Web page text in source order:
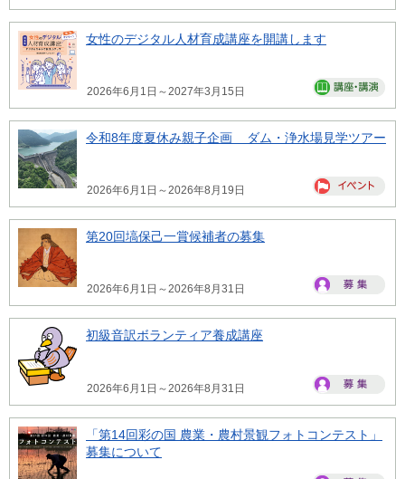
女性のデジタル人材育成講座を開講します
2026年6月1日～2027年3月15日
令和8年度夏休み親子企画 ダム・浄水場見学ツアー
2026年6月1日～2026年8月19日
第20回塙保己一賞候補者の募集
2026年6月1日～2026年8月31日
初級音訳ボランティア養成講座
2026年6月1日～2026年8月31日
「第14回彩の国 農業・農村景観フォトコンテスト」
募集について